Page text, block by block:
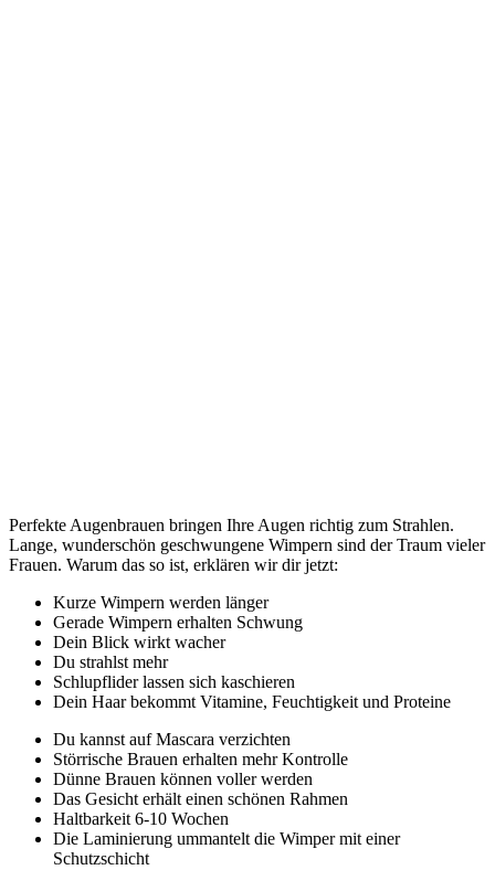
Perfekte Augenbrauen bringen Ihre Augen richtig zum Strahlen.
Lange, wunderschön geschwungene Wimpern sind der Traum vieler
Frauen. Warum das so ist, erklären wir dir jetzt:
Kurze Wimpern werden länger
Gerade Wimpern erhalten Schwung
Dein Blick wirkt wacher
Du strahlst mehr
Schlupflider lassen sich kaschieren
Dein Haar bekommt Vitamine, Feuchtigkeit und Proteine
Du kannst auf Mascara verzichten
Störrische Brauen erhalten mehr Kontrolle
Dünne Brauen können voller werden
Das Gesicht erhält einen schönen Rahmen
Haltbarkeit 6-10 Wochen
Die Laminierung ummantelt die Wimper mit einer
Schutzschicht